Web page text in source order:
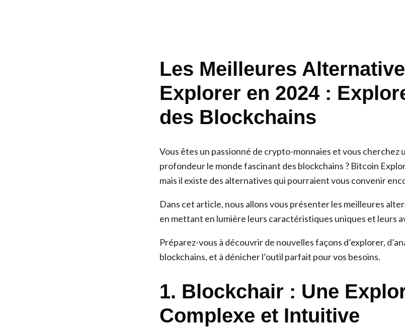
Les Meilleures
Explorer en 2024 :
des Blockchains
Vous êtes un passionné de crypto-monnaies et vous cherchez
profondeur le monde fascinant des blockchains ? Bitcoin
mais il existe des alternatives qui pourraient vous convenir
Dans cet article, nous allons vous présenter les meilleures
en mettant en lumière leurs caractéristiques uniques et leurs
Préparez-vous à découvrir de nouvelles façons d’explorer,
blockchains, et à dénicher l’outil parfait pour vos besoins.
1. Blockchair : Une
Complexe et Intuitive